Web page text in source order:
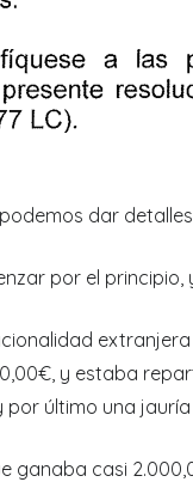
dar
por el principio,
y estaba
último una
ganaba casi